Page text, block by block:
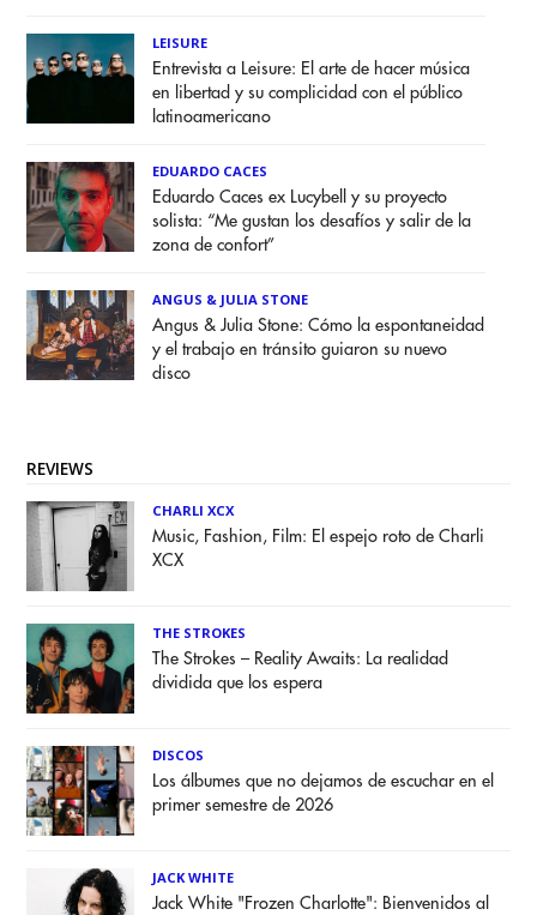
LEISURE
Entrevista a Leisure: El arte de hacer música
en libertad y su complicidad con el público
latinoamericano
EDUARDO CACES
Eduardo Caces ex Lucybell y su proyecto
solista: “Me gustan los desafíos y salir de la
zona de confort”
ANGUS & JULIA STONE
Angus & Julia Stone: Cómo la espontaneidad
y el trabajo en tránsito guiaron su nuevo
disco
REVIEWS
CHARLI XCX
Music, Fashion, Film: El espejo roto de Charli
XCX
THE STROKES
The Strokes – Reality Awaits: La realidad
dividida que los espera
DISCOS
Los álbumes que no dejamos de escuchar en el
primer semestre de 2026
JACK WHITE
Jack White "Frozen Charlotte": Bienvenidos al